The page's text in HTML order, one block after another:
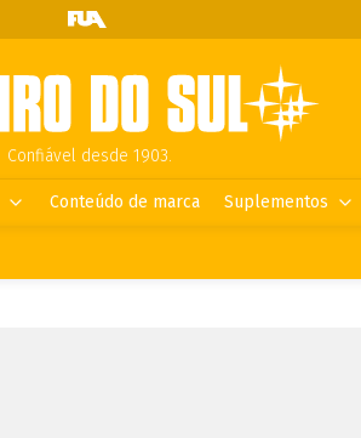
Confiável desde 1903.
Conteúdo de marca Suplementos